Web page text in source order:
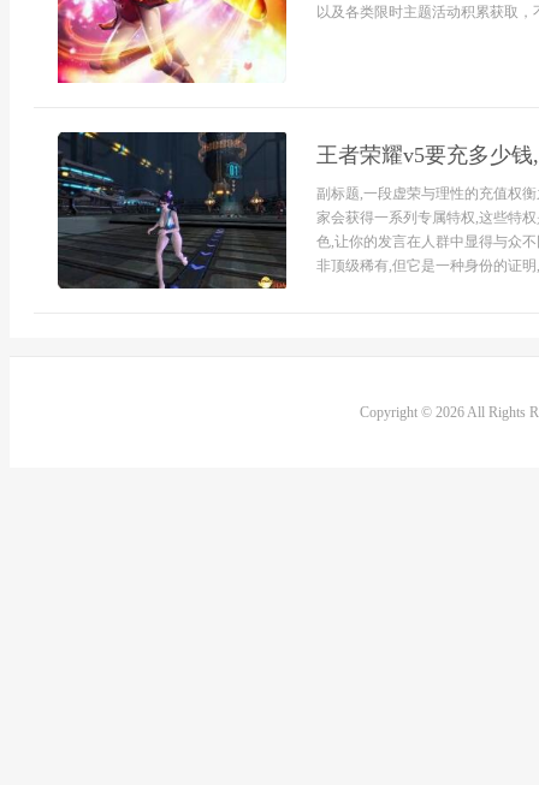
以及各类限时主题活动积累获取
王者荣耀v5要充多少
副标题,一段虚荣与理性的充值权
家会获得一系列专属特权,这些特
色,让你的发言在人群中显得与众
非顶级稀有,但它是一种身份的证
Copyright © 2026 All Rights